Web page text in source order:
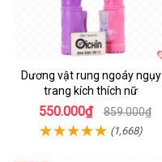
Dương vật rung ngoáy ngụy
trang kích thích nữ
550.000₫ 859.000₫
(1,668)